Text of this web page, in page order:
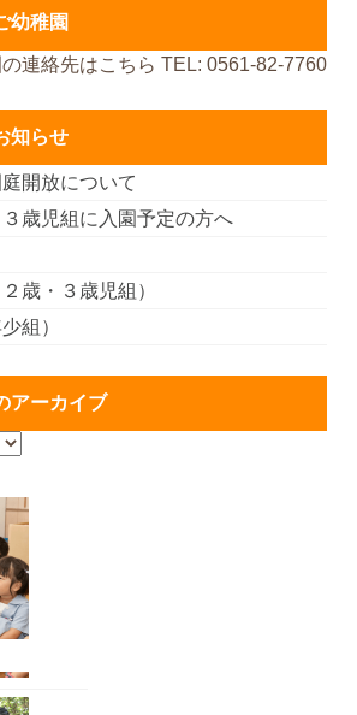
幼稚園
連絡先はこちら TEL: 0561-82-7760
知らせ
開放について
歳児組に入園予定の方へ
歳・３歳児組）
組）
アーカイブ